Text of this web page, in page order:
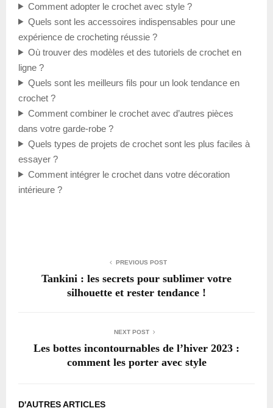
Comment adopter le crochet avec style ?
Quels sont les accessoires indispensables pour une
expérience de crocheting réussie ?
Où trouver des modèles et des tutoriels de crochet en
ligne ?
Quels sont les meilleurs fils pour un look tendance en
crochet ?
Comment combiner le crochet avec d’autres pièces
dans votre garde-robe ?
Quels types de projets de crochet sont les plus faciles à
essayer ?
Comment intégrer le crochet dans votre décoration
intérieure ?
PREVIOUS POST
Tankini : les secrets pour sublimer votre
silhouette et rester tendance !
NEXT POST
Les bottes incontournables de l’hiver 2023 :
comment les porter avec style
D'AUTRES ARTICLES